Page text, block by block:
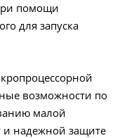
помощи
для запуска
возможности по
малой
и надежной защите